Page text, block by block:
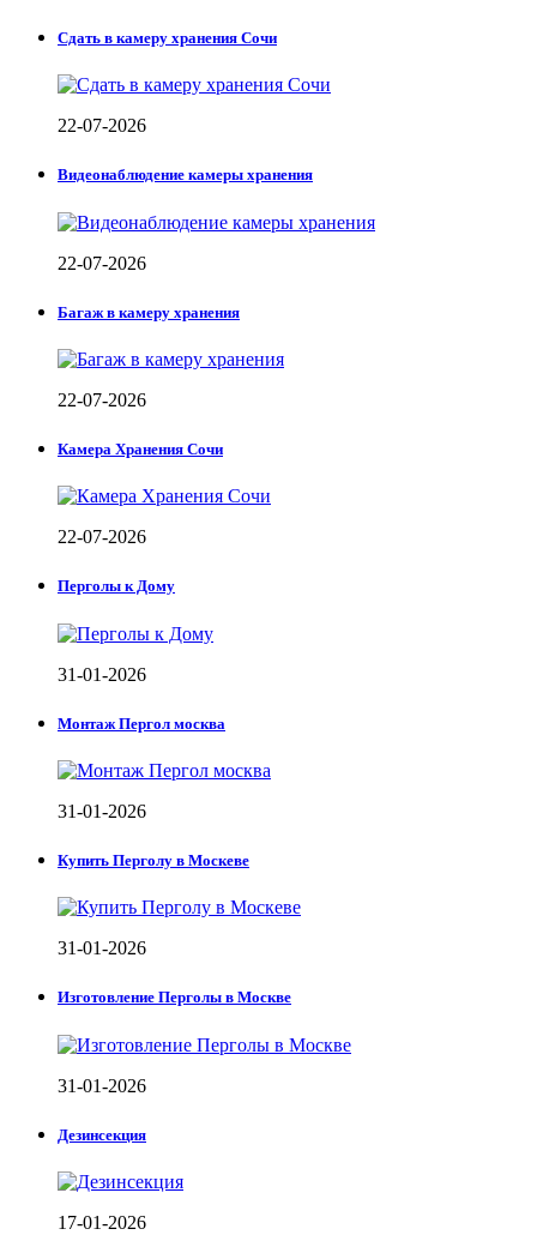
Сдать в камеру хранения Сочи
22-07-2026
Видеонаблюдение камеры хранения
22-07-2026
Багаж в камеру хранения
22-07-2026
Камера Хранения Сочи
22-07-2026
Перголы к Дому
31-01-2026
Монтаж Пергол москва
31-01-2026
Купить Перголу в Москеве
31-01-2026
Изготовление Перголы в Москве
31-01-2026
Дезинсекция
17-01-2026